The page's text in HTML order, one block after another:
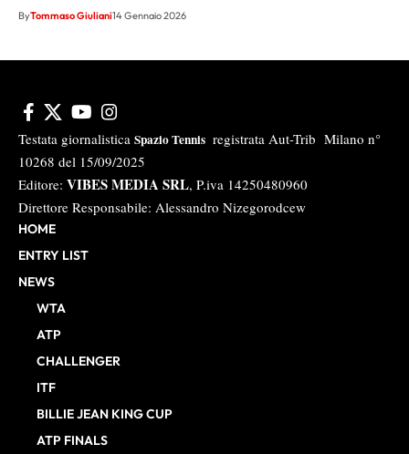
ByTommaso Giuliani14 Gennaio 2026
Testata giornalistica Spazio Tennis registrata Aut-Trib Milano n°
10268 del 15/09/2025
Editore: VIBES MEDIA SRL, P.iva 14250480960
Direttore Responsabile: Alessandro Nizegorodcew
HOME
ENTRY LIST
NEWS
WTA
ATP
CHALLENGER
ITF
BILLIE JEAN KING CUP
ATP FINALS